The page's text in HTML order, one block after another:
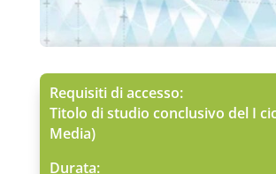
Requisiti di accesso:
Titolo di studio conclusivo del I
Media)
Durata: